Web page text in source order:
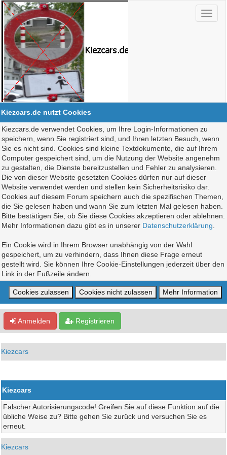
Kiezcars.de nutzt Cookies
Kiezcars.de verwendet Cookies, um Ihre Login-Informationen zu
speichern, wenn Sie registriert sind, und Ihren letzten Besuch, wenn
Sie es nicht sind. Cookies sind kleine Textdokumente, die auf Ihrem
Computer gespeichert sind, um die Nutzung der Website angenehm
zu gestalten, die Dienste bereitzustellen und Fehler zu analysieren.
Die von dieser Website gesetzten Cookies dürfen nur auf dieser
Website verwendet werden und stellen kein Sicherheitsrisiko dar.
Cookies auf diesem Forum speichern auch die spezifischen Themen,
die Sie gelesen haben und wann Sie zum letzten Mal gelesen haben.
Bitte bestätigen Sie, ob Sie diese Cookies akzeptieren oder ablehnen.
Mehr Informationen dazu gibt es in unserer Datenschutzerklärung
Ein Cookie wird in Ihrem Browser unabhängig von der Wahl
gespeichert, um zu verhindern, dass Ihnen diese Frage erneut
gestellt wird. Sie können Ihre Cookie-Einstellungen jederzeit über den
Link in der Fußzeile ändern.
Anmelden Registrieren
Kiezcars
Kiezcars
Falscher Autorisierungscode! Greifen Sie auf diese Funktion auf die
übliche Weise zu? Bitte gehen Sie zurück und versuchen Sie es
erneut.
Kiezcars